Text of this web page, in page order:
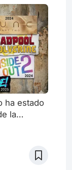
ha estado
la
~$1,900
animación